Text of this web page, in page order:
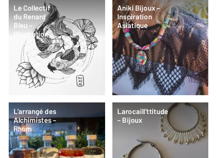
Le Collectif
du Renard
Bleu –
Illustration
Aniki Bijoux –
Inspiration
Asiatique
L’arrangé des
Alchimistes –
Rhum
Larocaill’ttitude
– Bijoux